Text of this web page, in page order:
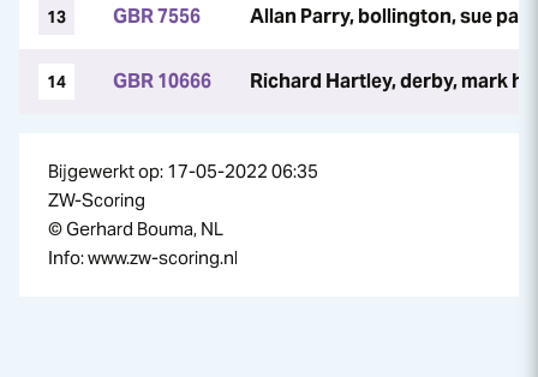
13 GBR 7556 Allan Parry, bollington, sue
14 GBR 10666 Richard Hartley, derby, mark
Bijgewerkt op: 17-05-2022 06:35
ZW-Scoring
© Gerhard Bouma, NL
Info: www.zw-scoring.nl